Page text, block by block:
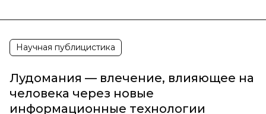
Научная публицистика
Лудомания — влечение, влияющее на
человека через новые
информационные технологии